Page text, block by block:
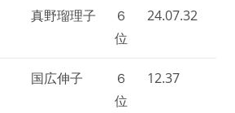
真野瑠理子
６
位
24.07.32
国広伸子
６
位
12.37